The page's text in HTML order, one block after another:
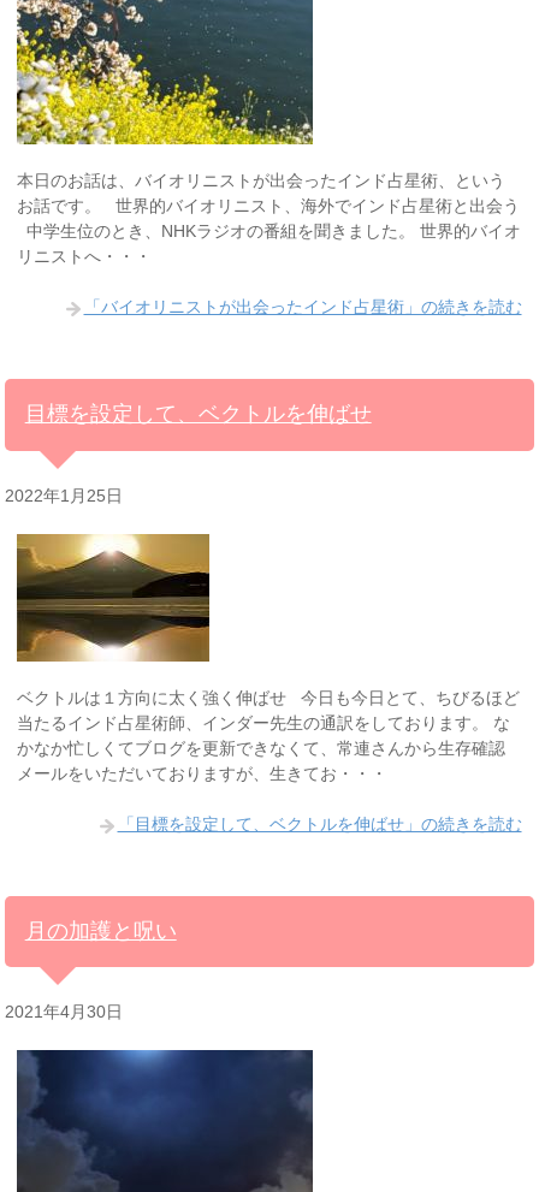
本日のお話は、バイオリニストが出会ったインド占星術、という
お話です。 世界的バイオリニスト、海外でインド占星術と出会う
中学生位のとき、NHKラジオの番組を聞きました。 世界的バイオ
リニストへ・・・
「バイオリニストが出会ったインド占星術」の続きを読む
目標を設定して、ベクトルを伸ばせ
2022年1月25日
ベクトルは１方向に太く強く伸ばせ 今日も今日とて、ちびるほど
当たるインド占星術師、インダー先生の通訳をしております。 な
かなか忙しくてブログを更新できなくて、常連さんから生存確認
メールをいただいておりますが、生きてお・・・
「目標を設定して、ベクトルを伸ばせ」の続きを読む
月の加護と呪い
2021年4月30日